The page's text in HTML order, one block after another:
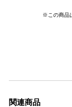
※この商品
関連商品